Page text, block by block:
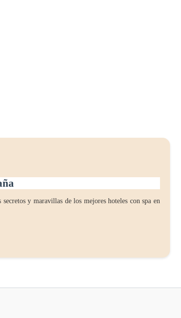
y maravillas de los mejores hoteles con spa en